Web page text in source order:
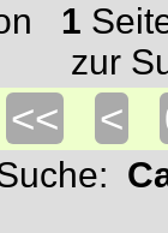
1
zur
<< <